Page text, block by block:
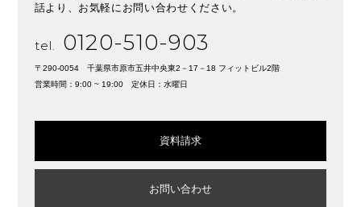
話より、お気軽にお問い合わせください。
tel. 0120-510-903
〒290-0054 千葉県市原市五井中央東2－17－18 フィットビル2階
営業時間：9:00 ~ 19:00 定休日：水曜日
資料請求
お問い合わせ